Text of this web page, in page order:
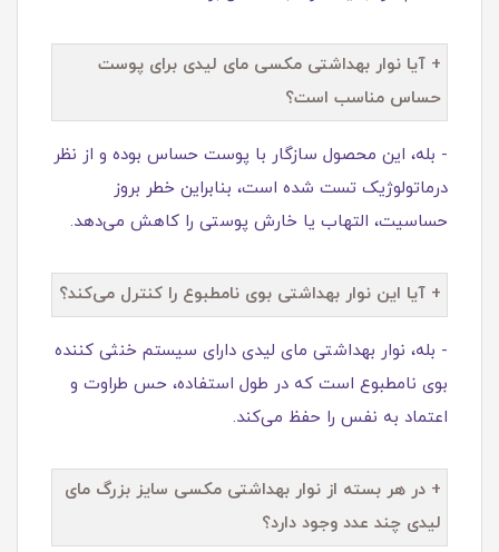
+ آیا نوار بهداشتی مکسی مای لیدی برای پوست
حساس مناسب است؟
- بله، این محصول سازگار با پوست حساس بوده و از نظر
درماتولوژیک تست شده است، بنابراین خطر بروز
حساسیت، التهاب یا خارش پوستی را کاهش می‌دهد.
+ آیا این نوار بهداشتی بوی نامطبوع را کنترل می‌کند؟
- بله، نوار بهداشتی مای لیدی دارای سیستم خنثی‌ کننده
بوی نامطبوع است که در طول استفاده، حس طراوت و
اعتماد به‌ نفس را حفظ می‌کند.
+ در هر بسته از نوار بهداشتی مکسی سایز بزرگ مای
لیدی چند عدد وجود دارد؟